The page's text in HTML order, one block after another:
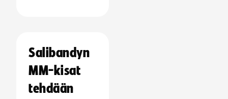
Salibandyn
MM-kisat
tehdään